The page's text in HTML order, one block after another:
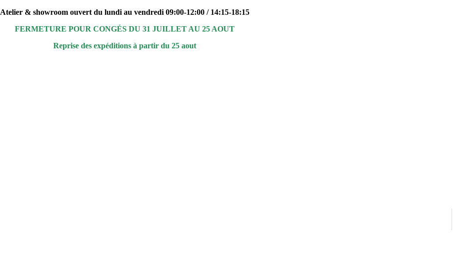
Atelier & showroom ouvert du lundi au vendredi 09:00-12:00 / 14:15-18:15
FERMETURE POUR CONGÉS DU 31 JUILLET AU 25 AOUT
Reprise des expéditions à partir du 25 aout